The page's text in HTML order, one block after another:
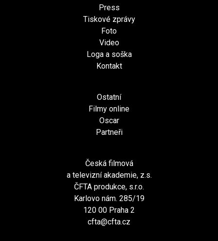
Press
Tiskové zprávy
Foto
Video
Loga a soška
Kontakt
Ostatní
Filmy online
Oscar
Partneři
Česká filmová
a televizní akademie, z.s.
ČFTA produkce, s.r.o.
Karlovo nám. 285/19
120 00 Praha 2
cfta@cfta.cz